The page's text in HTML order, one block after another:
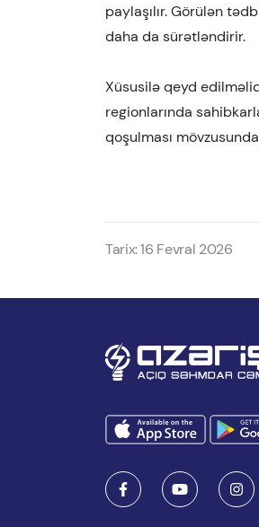
paylaşılır. Görülən
daha da sürətləndirir.
Xüsusilə qeyd
regionlarında
qoşulması
Tarix: 16 Fevral 2026